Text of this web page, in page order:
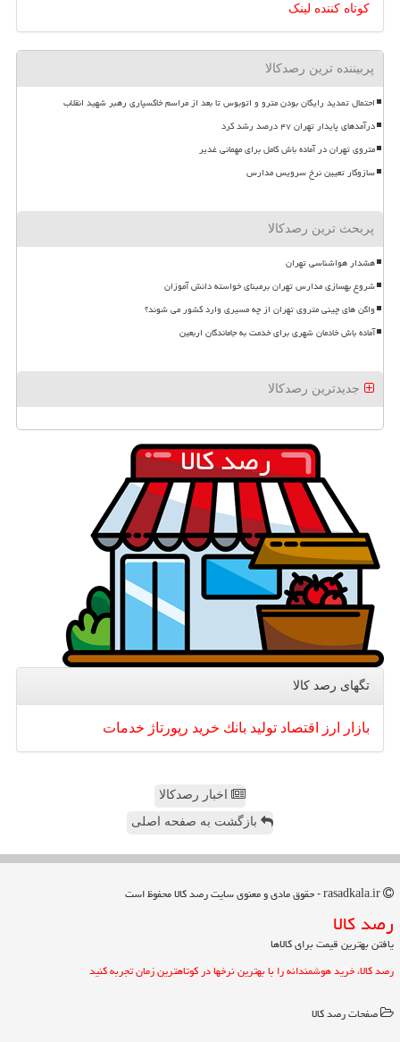
کوتاه کننده لینک
پربیننده ترین رصدکالا
احتمال تمدید رایگان بودن مترو و اتوبوس تا بعد از مراسم خاکسپاری رهبر شهید انقلاب
درآمدهای پایدار تهران ۴۷ درصد رشد کرد
متروی تهران در آماده باش کامل برای مهمانی غدیر
سازوکار تعیین نرخ سرویس مدارس
پربحث ترین رصدکالا
هشدار هواشناسی تهران
شروع بهسازی مدارس تهران برمبنای خواسته دانش آموزان
واگن های چینی متروی تهران از چه مسیری وارد کشور می شوند؟
آماده باش خادمان شهری برای خدمت به جاماندگان اربعین
جدیدترین رصدکالا
تگهای رصد كالا
بازار ارز اقتصاد تولید بانك خرید رپورتاژ خدمات
اخبار رصدکالا
بازگشت به صفحه اصلی
رصد كالا
یافتن بهترین قیمت برای کالاها
رصد کالا، خرید هوشمندانه را با بهترین نرخها در کوتاهترین زمان تجربه کنید
صفحات رصد كالا